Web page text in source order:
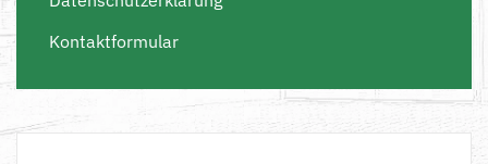
Kontaktformular